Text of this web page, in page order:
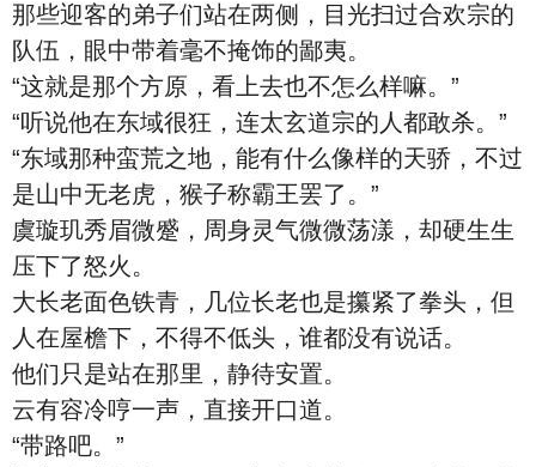
那些迎客的弟子们站在两侧，目光扫过合欢宗的
队伍，眼中带着毫不掩饰的鄙夷。
“这就是那个方原，看上去也不怎么样嘛。”
“听说他在东域很狂，连太玄道宗的人都敢杀。”
“东域那种蛮荒之地，能有什么像样的天骄，不过
是山中无老虎，猴子称霸王罢了。”
虞璇玑秀眉微蹙，周身灵气微微荡漾，却硬生生
压下了怒火。
大长老面色铁青，几位长老也是攥紧了拳头，但
人在屋檐下，不得不低头，谁都没有说话。
他们只是站在那里，静待安置。
云有容冷哼一声，直接开口道。
“带路吧。”